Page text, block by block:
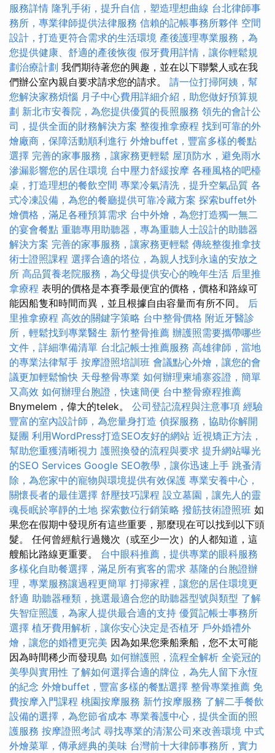
服務詳情 隆乳手術，提升自信，塑造理想曲線 台北律師事
務所，專業律師提供法律服務 信賴的記帳事務所夥伴 空間
設計，打造更符合需求的生活環境 產後護理專業服務，為
您提供健康、舒適的產後恢復 假牙費用詳情，讓你輕鬆規
劃治療計劃 我們期待著您的興趣，並在以下聯繫人或在我
們辦公室內親自要求請求您的請求。 請一位打掃阿姨，幫
您解決家務煩惱 月子中心費用詳細介紹，助您做好預算規
劃 新北市安養院，為您提供優質的長照服務 領先的會計公
司，提供全面的財務解決方案 整復推拿療程 找到可靠的外
燴廠商，保障活動順利進行 外燴buffet，豐富多樣的餐點
選擇 完善的家事服務，讓家務更輕鬆 屋頂防水，避免雨水
滲漏影響您的居住環境 台中壓力舒緩按摩 各種風格的吧檯
桌，打造理想的餐飲空間 專業冷氣清洗，提升空氣品質 各
式冷凍設備，為您的餐廳提供可靠冷藏方案 探索buffet外
燴價格，滿足各種預算需求 台中外燴，為您打造獨一無二
的宴會餐點 重聽專用助聽器，專為重聽人士設計的助聽器
解決方案 完善的家事服務，讓家務更輕鬆 傳統整復推拿技
術士證照課程 選擇合適的塔位，為親人找到永遠的安放之
所 高品質養老院服務，為父母提供安心的晚年生活 后里推
拿療程 表明的價格是本賽季最便宜的價格，價格和路線可
能因船隻和時間而異，並且根據自由容量而有所不同。 后
里推拿療程 高效的關鍵字策略 台中整骨價格 附近牙醫診
所，輕鬆找到專業醫生 新竹整骨推薦 辦護照需要攜帶哪些
文件，詳細準備清單 台北記帳士推薦服務 高雄律師，當地
的專業法律幫手 按摩證照培訓班 會議點心外燴，讓您的會
議更加輕鬆愉快 天母整骨專業 如何辦理柬埔寨簽證，簡單
又高效 如何辦理台胞證，快速簡便 台中整骨療程推薦
Bnymelem，偉大的telek。 公司登記流程與注意事項 經驗
豐富的室內設計師，為您量身打造 偵探服務，協助你解開
疑團 利用WordPress打造SEO友好的網站 近視矯正方法，
幫助您重獲清晰視力 護照換發的流程與要求 提升網站曝光
的SEO Services Google SEO教學，讓你迅速上手 跳蚤清
除，為您家中的寵物與環境提供有效保護 專業安養中心，
關懷長者的最佳選擇 舒壓技巧課程 設立墓園，讓先人的靈
魂長眠於寧靜的土地 探索數位行銷策略 撥筋技術證照班 如
果您在假期中發現所有這些重要，那麼現在可以找到以下頭
髮。 任何曾經航行過幾次（或至少一次）的人都知道，這
艘船比路線更重要。 台中眼科推薦，提供專業的眼科服務
多樣化自助餐選擇，滿足所有賓客的需求 基隆的台胞證辦
理，專業服務讓過程更簡單 打掃家裡，讓您的居住環境更
舒適 助聽器種類，挑選最適合您的助聽器型號與類型 了解
失智症照護，為家人提供最合適的支持 優質記帳士事務所
選擇 植牙費用解析，讓你安心決定是否植牙 戶外婚禮外
燴，讓您的婚禮更完美 因為如果您乘船乘船，您不太可能
因為時間稀少而發現島 如何辦護照，流程全解析 全瓷冠的
美學與實用性 了解如何選擇合適的牌位，為先人留下永恆
的紀念 外燴buffet，豐富多樣的餐點選擇 整骨專業推薦 免
費按摩入門課程 桃園按摩服務 新竹按摩服務 了解二手餐飲
設備的選擇，為您節省成本 專業養護中心，提供全面的照
護服務 按摩證照考試 尋找專業的清潔公司來改善環境 中式
外燴菜單，傳承經典的美味 台灣前十大律師事務所，實力